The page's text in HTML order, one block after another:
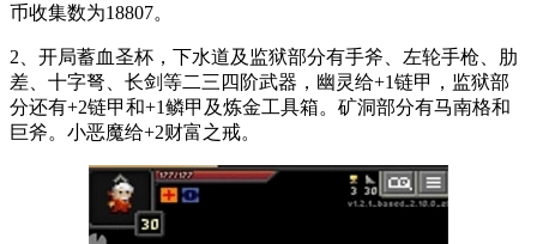
币收集数为18807。
2、开局蓄血圣杯，下水道及监狱部分有手斧、左轮手枪、肋
差、十字弩、长剑等二三四阶武器，幽灵给+1链甲，监狱部
分还有+2链甲和+1鳞甲及炼金工具箱。矿洞部分有马南格和
巨斧。小恶魔给+2财富之戒。